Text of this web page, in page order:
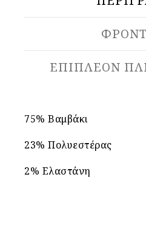
ΕΠΙΠΛΈΟΝ
75% Βαμβάκι
23% Πολυεστέρας
2% Ελαστάνη